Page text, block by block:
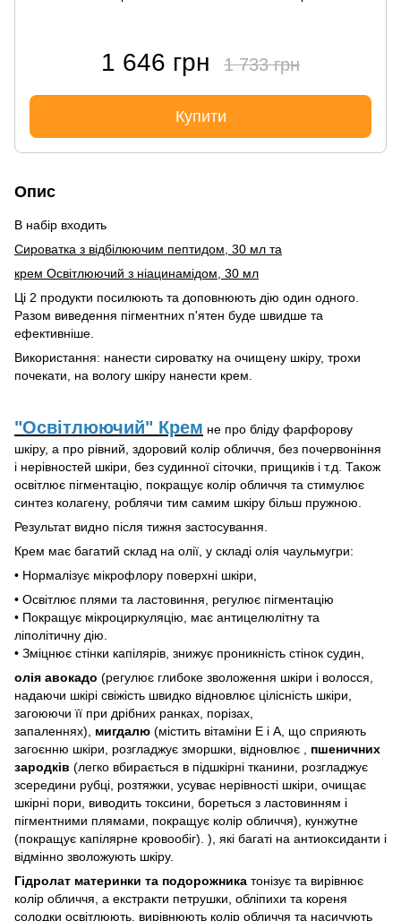
1 646 грн 1 733 грн
Купити
Опис
В набір входить
Сироватка з відбілюючим пептидом, 30 мл та
крем Освітлюючий з ніацинамідом, 30 мл
Ці 2 продукти посилюють та доповнюють дію один одного.
Разом виведення пігментних п'ятен буде швидше та
ефективніше.
Використання: нанести сироватку на очищену шкіру, трохи
почекати, на вологу шкіру нанести крем.
"Освітлюючий" Крем не про бліду фарфорову
шкіру, а про рівний, здоровий колір обличчя, без почервоніння
і нерівностей шкіри, без судинної сіточки, прищиків і т.д. Також
освітлює пігментацію, покращує колір обличчя та стимулює
синтез колагену, роблячи тим самим шкіру більш пружною.
Результат видно після тижня застосування.
Крем має багатий склад на олії, у складі олія чаульмугри:
• Нормалізує мікрофлору поверхні шкіри,
• Освітлює плями та ластовиння, регулює пігментацію
• Покращує мікроциркуляцію, має антицелюлітну та
ліполітичну дію.
• Зміцнює стінки капілярів, знижує проникність стінок судин,
олія авокадо (регулює глибоке зволоження шкіри і волосся,
надаючи шкірі свіжість швидко відновлює цілісність шкіри,
загоюючи її при дрібних ранках, порізах,
запаленнях), мигдалю (містить вітаміни Е і А, що сприяють
загоєнню шкіри, розгладжує зморшки, відновлює , пшеничних
зародків (легко вбирається в підшкірні тканини, розгладжує
зсередини рубці, розтяжки, усуває нерівності шкіри, очищає
шкірні пори, виводить токсини, бореться з ластовинням і
пігментними плямами, покращує колір обличчя), кунжутне
(покращує капілярне кровообіг). ), які багаті на антиоксиданти і
відмінно зволожують шкіру.
Гідролат материнки та подорожника тонізує та вирівнює
колір обличчя, а екстракти петрушки, обліпихи та кореня
солодки освітлюють, вирівнюють колір обличчя та насичують